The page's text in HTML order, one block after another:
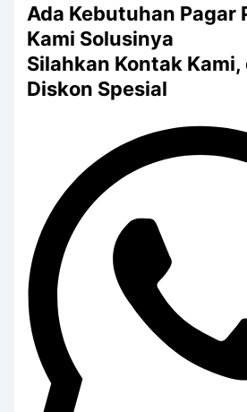
Ada Kebutuhan Pagar
Kami Solusinya
Silahkan Kontak
Diskon Spesial